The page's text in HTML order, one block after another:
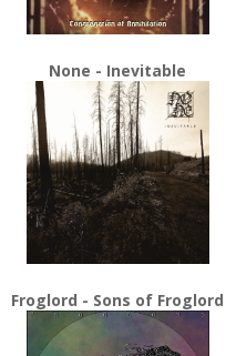
None - Inevitable
Froglord - Sons of Froglord